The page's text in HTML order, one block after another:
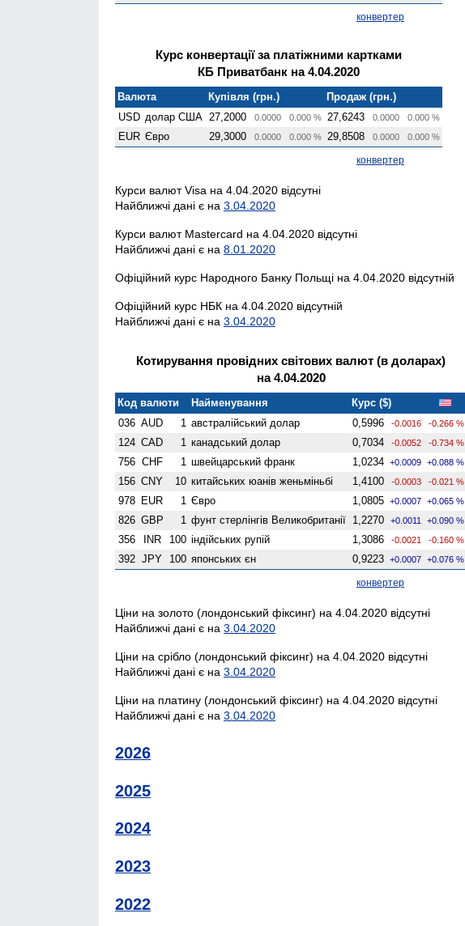
конвертер
Курс конвертації за платіжними картками
КБ Приватбанк на 4.04.2020
Валюта Купівля (грн.)
Продаж (грн.)
USD долар США 27,2000 0.0000 0.000 % 27,6243 0.0000 0.000 %
EUR Євро 29,3000 0.0000 0.000 % 29,8508 0.0000 0.000 %
конвертер
Курси валют Visa на 4.04.2020 відсутні
Найближчі дані є на 3.04.2020
Курси валют Mastercard на 4.04.2020 відсутні
Найближчі дані є на 8.01.2020
Офіційний курс Народного Банку Польщі на 4.04.2020 відсутній
Офіційний курс НБК на 4.04.2020 відсутній
Найближчі дані є на 3.04.2020
Котирування провідних світових валют (в доларах)
на 4.04.2020
Код валюти Найменування
Курс ($)
036 AUD 1 австралійський долар 0,5996 -0.0016 -0.266 %
124 CAD 1 канадський долар 0,7034 -0.0052 -0.734 %
756 CHF 1 швейцарський франк 1,0234 +0.0009 +0.088 %
156 CNY 10 китайських юанів женьмiньбi 1,4100 -0.0003 -0.021 %
978 EUR 1 Євро 1,0805 +0.0007 +0.065 %
826 GBP 1 фунт стерлінгів Велико­британії 1,2270 +0.0011 +0.090 %
356 INR 100 індійських рупій 1,3086 -0.0021 -0.160 %
392 JPY 100 японських єн 0,9223 +0.0007 +0.076 %
конвертер
Ціни на золото (лондонський фіксинг) на 4.04.2020 відсутні
Найближчі дані є на 3.04.2020
Ціни на срібло (лондонський фіксинг) на 4.04.2020 відсутні
Найближчі дані є на 3.04.2020
Ціни на платину (лондонський фіксинг) на 4.04.2020 відсутні
Найближчі дані є на 3.04.2020
2026
2025
2024
2023
2022